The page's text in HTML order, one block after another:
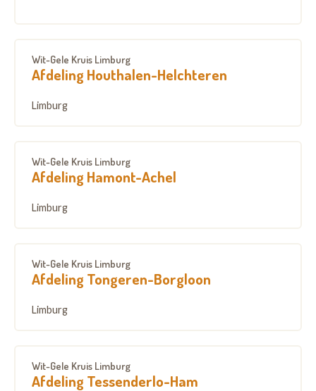
Wit-Gele Kruis Limburg
Afdeling Houthalen-Helchteren
Limburg
Wit-Gele Kruis Limburg
Afdeling Hamont-Achel
Limburg
Wit-Gele Kruis Limburg
Afdeling Tongeren-Borgloon
Limburg
Wit-Gele Kruis Limburg
Afdeling Tessenderlo-Ham